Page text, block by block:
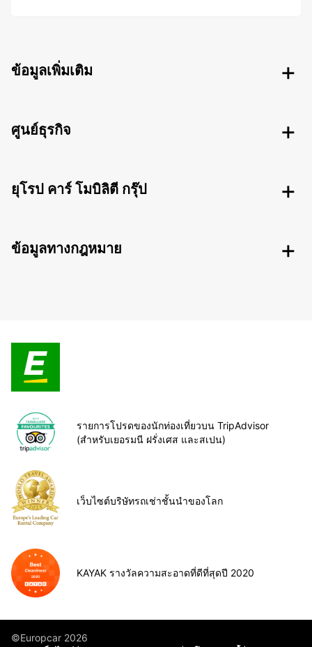
ข้อมูลเพิ่มเติม
ศูนย์ธุรกิจ
ยุโรป คาร์ โมบิลิตี กรุ๊ป
ข้อมูลทางกฎหมาย
รายการโปรดของนักท่องเที่ยวบน TripAdvisor
(สำหรับเยอรมนี ฝรั่งเศส และสเปน)
เว็บไซต์บริษัทรถเช่าชั้นนำของโลก
KAYAK รางวัลความสะอาดที่ดีที่สุดปี 2020
©Europcar 2026